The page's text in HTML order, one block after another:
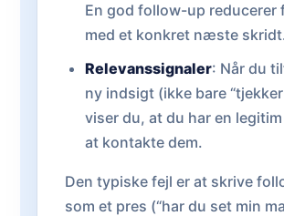
En god follow-up reducerer
med et konkret næste
Relevanssignaler: Når du
ny indsigt (ikke bare
viser du, at du har en
at kontakte dem.
Den typiske fejl er at skrive
som et pres (“har du set min